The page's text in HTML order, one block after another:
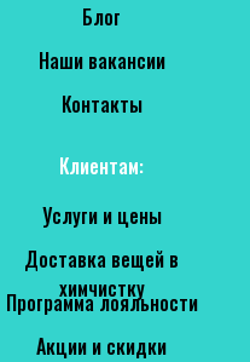
Клиентам:
Наши вакансии
Контакты
Блог
Услуги и цены
Доставка вещей в
химчистку
Программа лояльности
Акции и скидки